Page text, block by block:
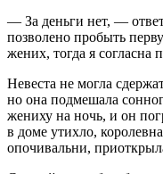
— За деньги нет, —
позволено пробыть
жених, тогда я согласна
Невеста не могла
но она подмешала
жениху на ночь, и он
в доме утихло,
опочивальни,